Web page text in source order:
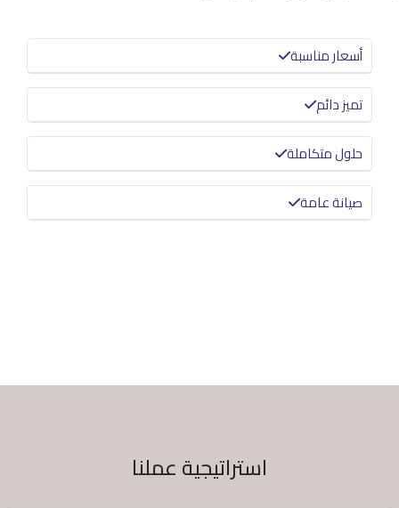
أسعار مناسبة
تميز دائم
حلول متكاملة
صيانة عامة
استراتيجية عملنا